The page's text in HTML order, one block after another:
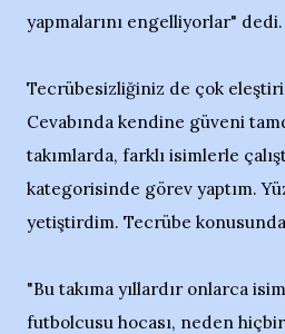
yapmalarını engelliyorlar" dedi.
Tecrübesizliğiniz de çok
Cevabında kendine güveni
takımlarda, farklı isimlerle
kategorisinde görev yaptım.
yetiştirdim. Tecrübe
"Bu takıma yıllardır onlarca
futbolcusu hocası, neden hiçbiri